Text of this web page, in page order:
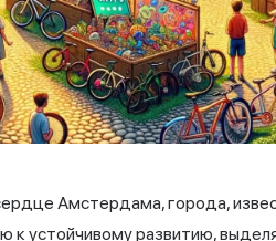
Амстердама, города,
к устойчивому развитию,